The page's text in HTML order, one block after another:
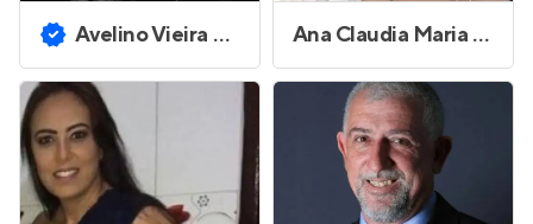
Avelino Vieira Ferreira Ana Claudia Maria Ferreira Alves